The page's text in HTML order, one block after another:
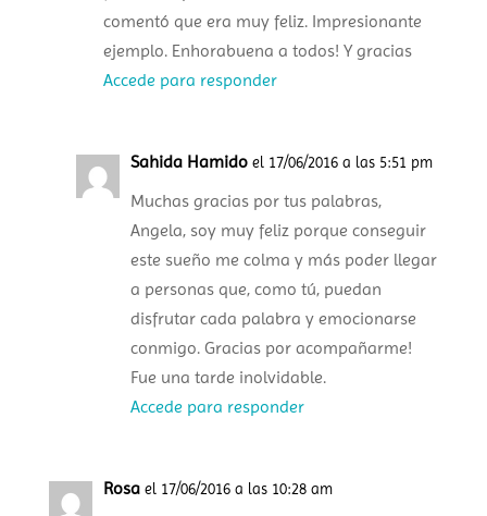
comentó que era muy feliz. Impresionante
ejemplo. Enhorabuena a todos! Y gracias
Accede para responder
Sahida Hamido el 17/06/2016 a las 5:51 pm
Muchas gracias por tus palabras,
Angela, soy muy feliz porque conseguir
este sueño me colma y más poder llegar
a personas que, como tú, puedan
disfrutar cada palabra y emocionarse
conmigo. Gracias por acompañarme!
Fue una tarde inolvidable.
Accede para responder
Rosa el 17/06/2016 a las 10:28 am